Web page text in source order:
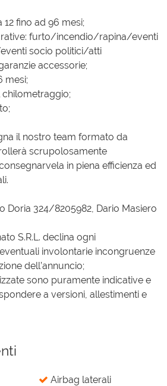
fino ad 96 mesi;
furto/incendio/rapina/eventi
socio politici/atti
accessorie;
mesi;
chilometraggio;
il nostro team formato da
scrupolosamente
in piena efficienza ed
Doria 324/8205982, Dario Masiero
S.R.L. declina ogni
involontarie incongruenze
dell’annuncio;
sono puramente indicative e
a versioni, allestimenti e
Airbag laterali